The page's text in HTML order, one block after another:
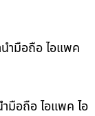
ำมือถือ ไอแพค
มือถือ ไอแพค ไอ